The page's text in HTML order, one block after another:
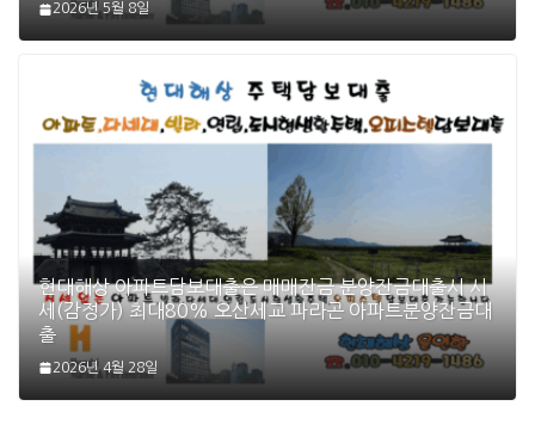
2026년 5월 8일
현대해상 아파트담보대출은 매매잔금 분양잔금대출시 시
세(감정가) 최대80% 오산세교 파라곤 아파트분양잔금대
출
2026년 4월 28일